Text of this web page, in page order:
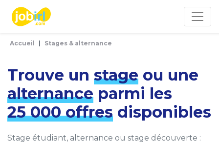
Accueil Stages & alternance
Trouve un stage ou une
alternance parmi les
25 000 offres disponibles
Stage étudiant, alternance ou stage découverte :
Panneau de gestion des cookies